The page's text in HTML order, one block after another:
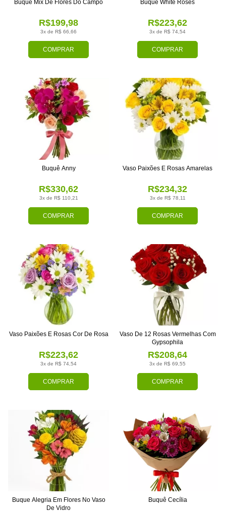
COMPRAR
3x de R$ 66,66
R$199,98
Buquê Mix De Flores Do Campo
COMPRAR
3x de R$ 74,54
R$223,62
Buquê White Roses
COMPRAR
3x de R$ 110,21
R$330,62
Buquê Anny
COMPRAR
3x de R$ 78,11
R$234,32
Vaso Paixões E Rosas Amarelas
COMPRAR
3x de R$ 74,54
R$223,62
Vaso Paixões E Rosas Cor De Rosa
COMPRAR
3x de R$ 69,55
R$208,64
Vaso De 12 Rosas Vermelhas Com
Gypsophila
Buque Alegria Em Flores No Vaso
De Vidro
Buquê Cecília